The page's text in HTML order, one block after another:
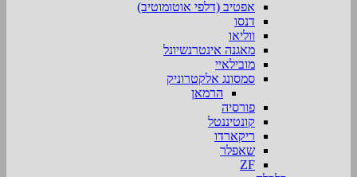
אפטיב (דלפי אוטומוטיב)
דנסו
ווליאו
מאגנה אינטרנשיונל
מובילאיי
סמסונג אלקטרוניק
הרמאן
פורסיה
קונטיננטל
ריקארדו
שאפלר
ZF